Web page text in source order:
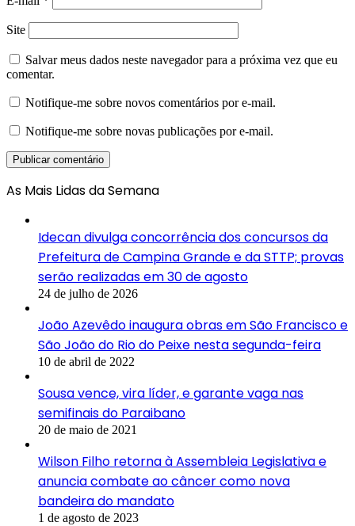
Site
Salvar meus dados neste navegador para a próxima vez que eu
comentar.
Notifique-me sobre novos comentários por e-mail.
Notifique-me sobre novas publicações por e-mail.
As Mais Lidas da Semana
Idecan divulga concorrência dos concursos da
Prefeitura de Campina Grande e da STTP; provas
serão realizadas em 30 de agosto
24 de julho de 2026
João Azevêdo inaugura obras em São Francisco e
São João do Rio do Peixe nesta segunda-feira
10 de abril de 2022
Sousa vence, vira líder, e garante vaga nas
semifinais do Paraibano
20 de maio de 2021
Wilson Filho retorna à Assembleia Legislativa e
anuncia combate ao câncer como nova
bandeira do mandato
1 de agosto de 2023